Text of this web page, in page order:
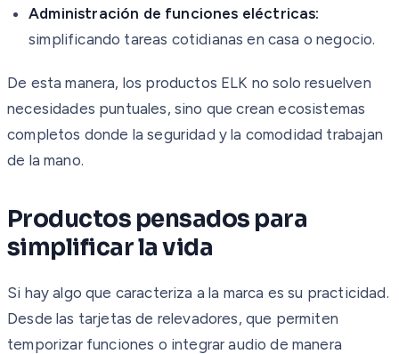
Administración de funciones eléctricas:
simplificando tareas cotidianas en casa o negocio.
De esta manera, los productos ELK no solo resuelven
necesidades puntuales, sino que crean ecosistemas
completos donde la seguridad y la comodidad trabajan
de la mano.
Productos pensados para
simplificar la vida
Si hay algo que caracteriza a la marca es su practicidad.
Desde las tarjetas de relevadores, que permiten
temporizar funciones o integrar audio de manera